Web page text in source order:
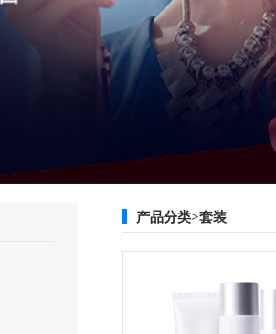
产品分类>套装